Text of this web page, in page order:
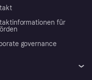
für
governance